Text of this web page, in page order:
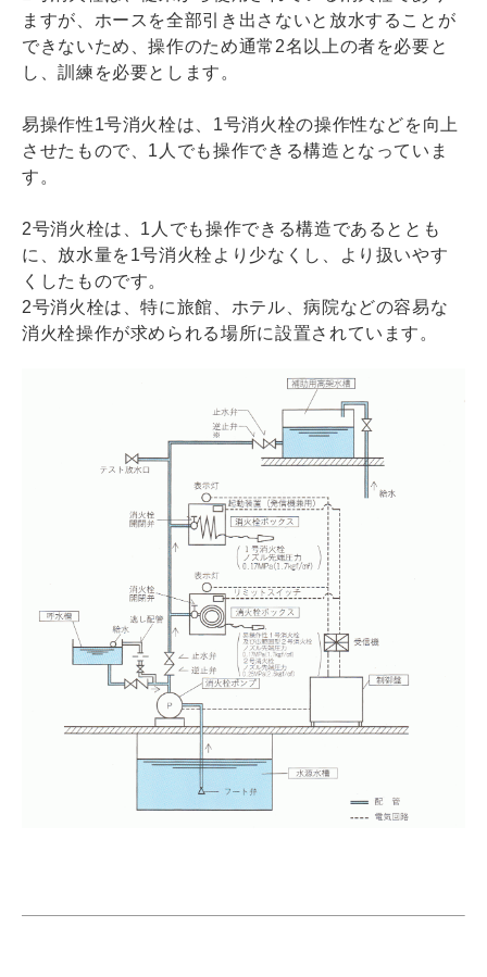
ますが、ホースを全部引き出さないと放水することが
できないため、操作のため通常2名以上の者を必要と
し、訓練を必要とします。
易操作性1号消火栓は、1号消火栓の操作性などを向上
させたもので、1人でも操作できる構造となっていま
す。
2号消火栓は、1人でも操作できる構造であるととも
に、放水量を1号消火栓より少なくし、より扱いやす
くしたものです。
2号消火栓は、特に旅館、ホテル、病院などの容易な
消火栓操作が求められる場所に設置されています。